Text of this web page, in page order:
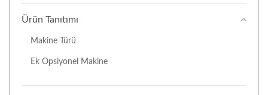
Ürün Tanıtımı
Makine Türü
Ek Opsiyonel Makine